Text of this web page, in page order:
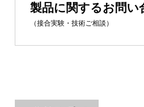
製品に関するお問い
（接合実験・技術ご相談）